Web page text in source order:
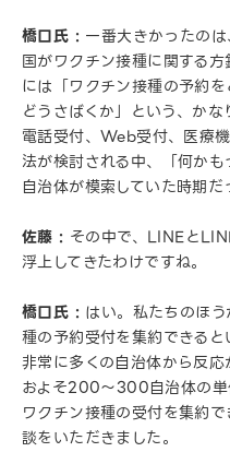
橋口氏 : 一番大きかったの
国がワクチン接種に関する
には「ワクチン接種の予約
どうさばくか」という、かな
電話受付、Web受付、医療
法が検討される中、「何か
自治体が模索していた時期だ
佐藤 : その中で、LINEと
浮上してきたわけですね。
橋口氏 : はい。私たちのほ
種の予約受付を集約できると
非常に多くの自治体から反
およそ200〜300自治体の単
ワクチン接種の受付を集約
談をいただきました。